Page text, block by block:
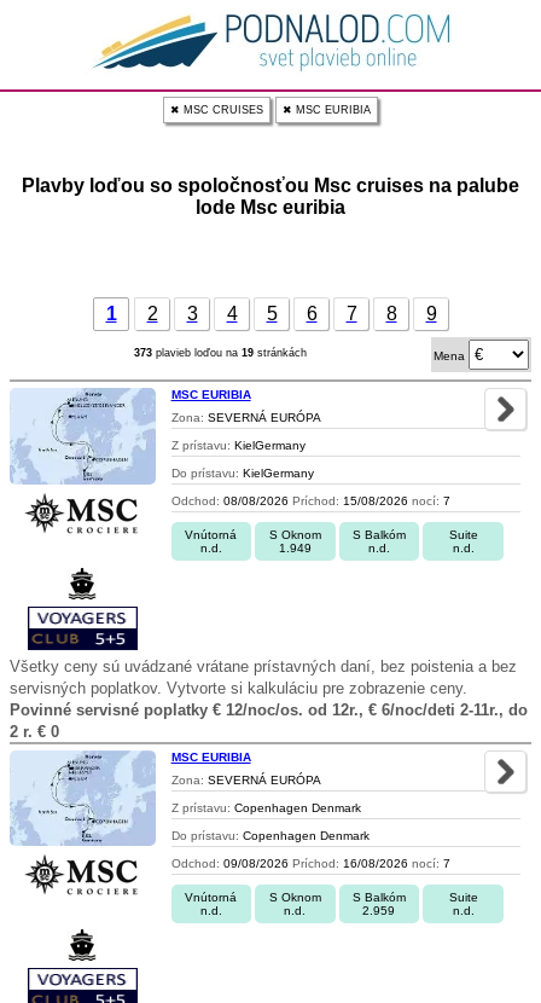
✖ MSC CRUISES ✖ MSC EURIBIA
Plavby loďou so spoločnosťou Msc cruises na palube
lode Msc euribia
1 2 3 4 5 6 7 8 9
373 plavieb loďou na 19 stránkách Mena
MSC EURIBIA
Zona: SEVERNÁ EURÓPA
Z prístavu: KielGermany
Do prístavu: KielGermany
Odchod: 08/08/2026 Príchod: 15/08/2026 nocí: 7
Vnútorná
n.d.
S Oknom
1.949
S Balkóm
n.d.
Suite
n.d.
Všetky ceny sú uvádzané vrátane prístavných daní, bez poistenia a bez
servisných poplatkov. Vytvorte si kalkuláciu pre zobrazenie ceny.
Povinné servisné poplatky € 12/noc/os. od 12r., € 6/noc/deti 2-11r., do
2 r. € 0
MSC EURIBIA
Zona: SEVERNÁ EURÓPA
Z prístavu: Copenhagen Denmark
Do prístavu: Copenhagen Denmark
Odchod: 09/08/2026 Príchod: 16/08/2026 nocí: 7
Vnútorná
n.d.
S Oknom
n.d.
S Balkóm
2.959
Suite
n.d.